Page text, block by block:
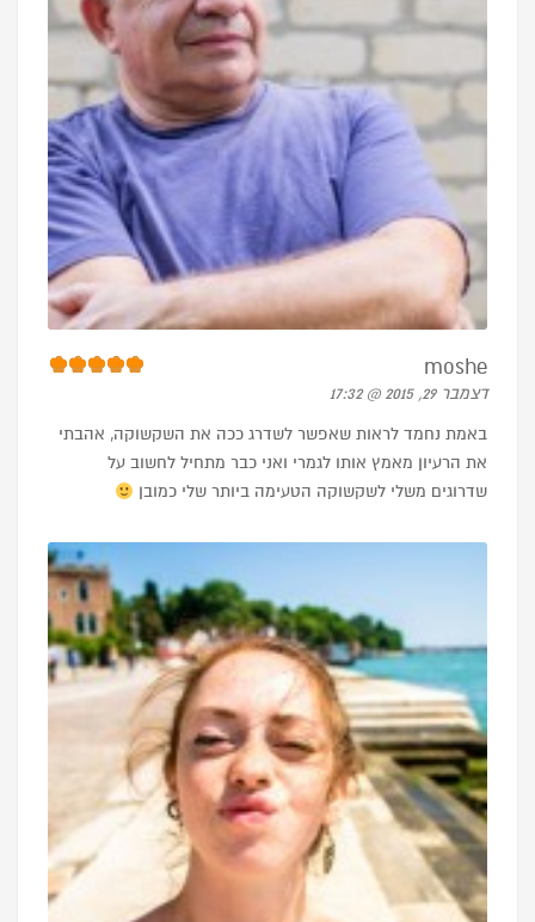
moshe
דצמבר 29, 2015 @ 17:32
באמת נחמד לראות שאפשר לשדרג ככה את השקשוקה, אהבתי
את הרעיון מאמץ אותו לגמרי ואני כבר מתחיל לחשוב על
שדרוגים משלי לשקשוקה הטעימה ביותר שלי כמובן